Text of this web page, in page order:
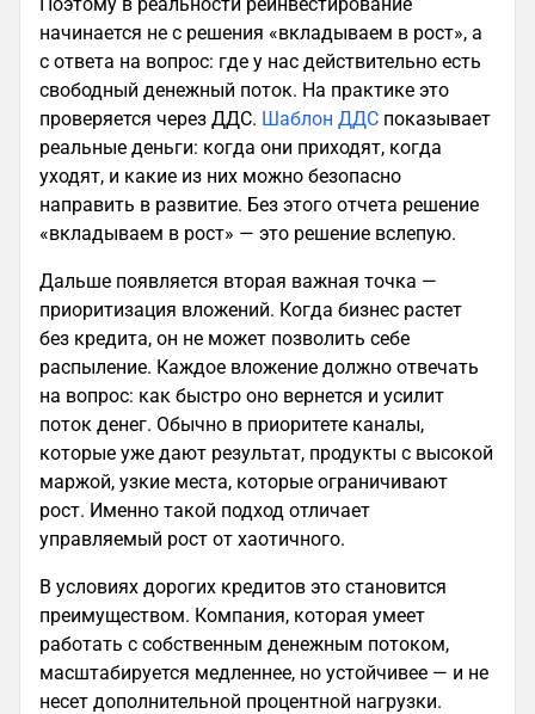
начинается не с решения «вкладываем в рост», а
с ответа на вопрос: где у нас действительно есть
свободный денежный поток. На практике это
проверяется через ДДС. Шаблон ДДС показывает
реальные деньги: когда они приходят, когда
уходят, и какие из них можно безопасно
направить в развитие. Без этого отчета решение
«вкладываем в рост» — это решение вслепую.
Дальше появляется вторая важная точка —
приоритизация вложений. Когда бизнес растет
без кредита, он не может позволить себе
распыление. Каждое вложение должно отвечать
на вопрос: как быстро оно вернется и усилит
поток денег. Обычно в приоритете каналы,
которые уже дают результат, продукты с высокой
маржой, узкие места, которые ограничивают
рост. Именно такой подход отличает
управляемый рост от хаотичного.
В условиях дорогих кредитов это становится
преимуществом. Компания, которая умеет
работать с собственным денежным потоком,
масштабируется медленнее, но устойчивее — и не
несет дополнительной процентной нагрузки.